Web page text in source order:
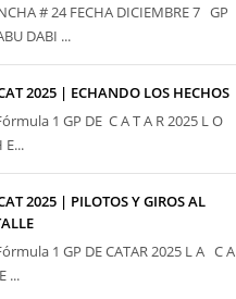
# 24 FECHA DICIEMBRE 7 GP
DABI ...
2025 | ECHANDO LOS HECHOS
Fórmula 1 GP DE C A T A R 2025 L O
2025 | PILOTOS Y GIROS AL
Fórmula 1 GP DE CATAR 2025 L A C A
...